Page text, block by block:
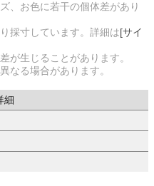
、お色に若干の個体差があり
採寸しています。詳細は[サイ
が生じることがあります。
なる場合があります。
細